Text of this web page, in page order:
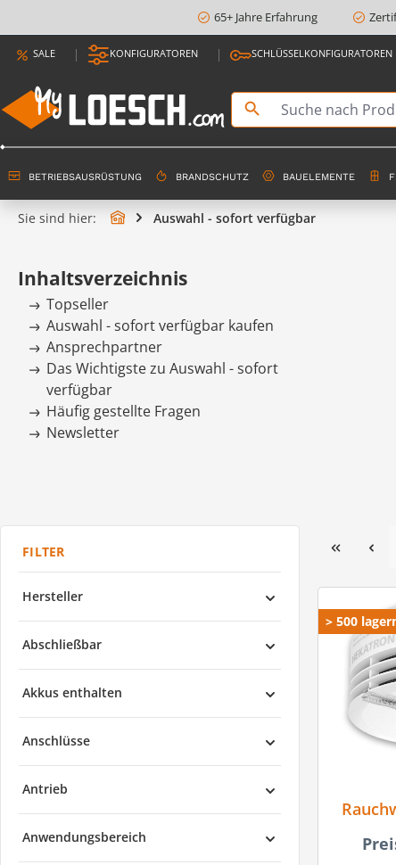
Zur Hauptnavigation springen
65+ Jahre Erfahrung
SALE KONFIGURATOREN SCHLÜSSELKONFIGURATOREN
BETRIEBSAUSRÜSTUNG BRANDSCHUTZ BAUELEMENTE
Sie sind hier: Auswahl - sofort verfügbar
Inhaltsverzeichnis
Topseller
Auswahl - sofort verfügbar kaufen
Ansprechpartner
Das Wichtigste zu Auswahl - sofort
verfügbar
Häufig gestellte Fragen
Newsletter
Hersteller
Abschließbar
Akkus enthalten
Anschlüsse
Antrieb
Anwendungsbereich
> 500